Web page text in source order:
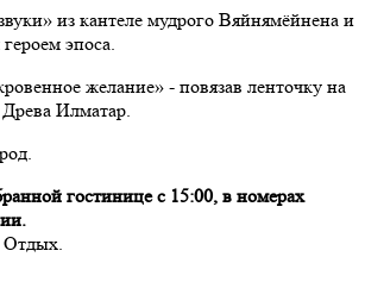
из кантеле мудрого Вяйнямёйнена и
эпоса.
желание» - повязав ленточку на
Илматар.
гостинице с 15:00, в номерах
Отдых.